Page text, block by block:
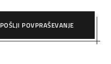
POŠLJI POVPRAŠEVANJE